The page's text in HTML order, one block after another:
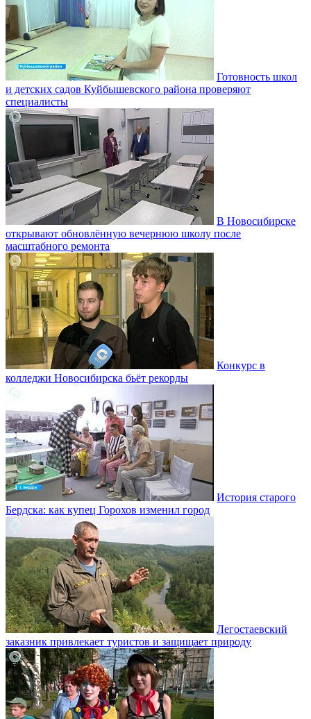
Готовность школ
и детских садов Куйбышевского района проверяют
специалисты
В Новосибирске
открывают обновлённую вечернюю школу после
масштабного ремонта
Конкурс в
колледжи Новосибирска бьёт рекорды
История старого
Бердска: как купец Горохов изменил город
Легостаевский
заказник привлекает туристов и защищает природу